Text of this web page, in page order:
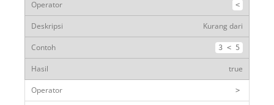
<
Kurang dari
3 < 5
true
>